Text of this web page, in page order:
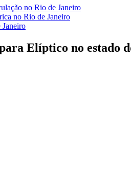
no Rio de Janeiro
no Rio de Janeiro
Janeiro
Elíptico no estado